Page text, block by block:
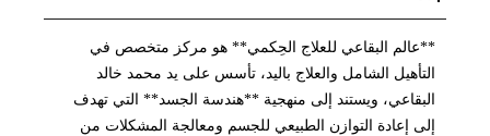
**عالم البقاعي للعلاج الحِكمي** هو مركز متخصص في
التأهيل الشامل والعلاج باليد، تأسس على يد محمد خالد
البقاعي، ويستند إلى منهجية **هندسة الجسد** التي تهدف
إلى إعادة التوازن الطبيعي للجسم ومعالجة المشكلات من